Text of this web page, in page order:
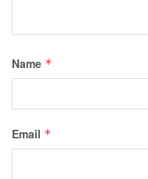
Name *
Email *